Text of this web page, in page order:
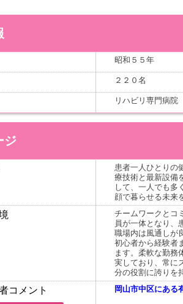
昭和５５年
２２０名
リハビリ専門病院
ジ
患者一人ひとりの
療技術と最新設備
して、一人でも多
顔で暮らせる未来
チームワークとコ
員が一体となり、
職場内は風通しが
初心者から経験者
ます。柔軟な勤務
実しており、常に
分の役割に誇りを
コメント 岡山市中区にある